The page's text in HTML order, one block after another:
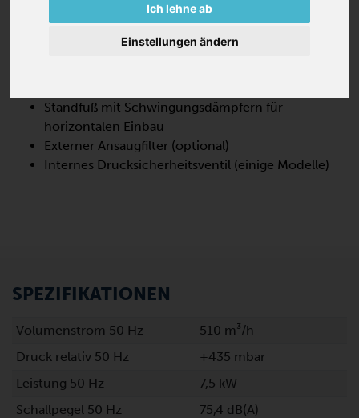
Ich lehne ab
Einstellungen ändern
Leistung bei 100% öl- und kontaktfreiem Betrieb bietet.
erfordern nur minimale Wartung.
Standfuß mit Schwingungsdämpfern für
horizontalen Einbau
Externer Ansaugfilter (optional)
Internes Drucksicherheitsventil (einige Modelle)
SPEZIFIKATIONEN
Volumenstrom 50 Hz
510 m³/h
Druck relativ 50 Hz
+435 mbar
Leistung 50 Hz
7,5 kW
Schallpegel 50 Hz
75,4 dB(A)